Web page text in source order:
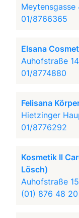
Meytensgasse
01/8766365
Elsana
Auhofstraße
01/8774880
Felisana
Hietzinger
01/8776292
Kosmetik Il
Lösch)
Auhofstraße
(01) 876 48 20